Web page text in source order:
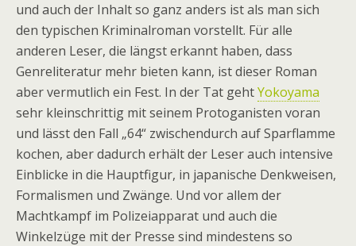
und auch der Inhalt so ganz anders ist als man sich
den typischen Kriminalroman vorstellt. Für alle
anderen Leser, die längst erkannt haben, dass
Genreliteratur mehr bieten kann, ist dieser Roman
aber vermutlich ein Fest. In der Tat gehtYokoyama
sehr kleinschrittig mit seinem Protoganisten voran
und lässt den Fall „64“ zwischendurch auf Sparflamme
kochen, aber dadurch erhält der Leser auch intensive
Einblicke in die Hauptfigur, in japanische Denkweisen,
Formalismen und Zwänge. Und vor allem der
Machtkampf im Polizeiapparat und auch die
Winkelzüge mit der Presse sind mindestens so